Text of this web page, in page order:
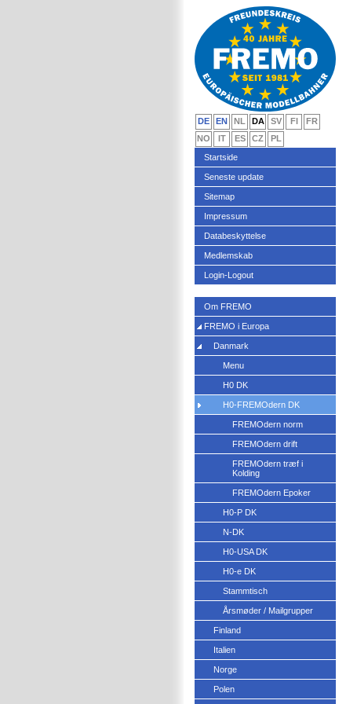
DE EN NL DA SV FI
FR
NO
IT ES CZ
PL
Startside
Seneste update
Sitemap
Impressum
Databeskyttelse
Medlemskab
Login-Logout
Om FREMO
FREMO i Europa
Danmark
Menu
H0 DK
H0-FREMOdern DK
FREMOdern norm
FREMOdern drift
FREMOdern træf i
Kolding
FREMOdern Epoker
H0-P DK
N-DK
H0-USA DK
H0-e DK
Stammtisch
Årsmøder / Mailgrupper
Finland
Italien
Norge
Polen